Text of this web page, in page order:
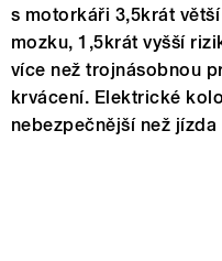
s motorkáři 3,5krát
mozku, 1,5krát vyšší
více než trojnásobnou
krvácení. Elektrické
nebezpečnější než jízda